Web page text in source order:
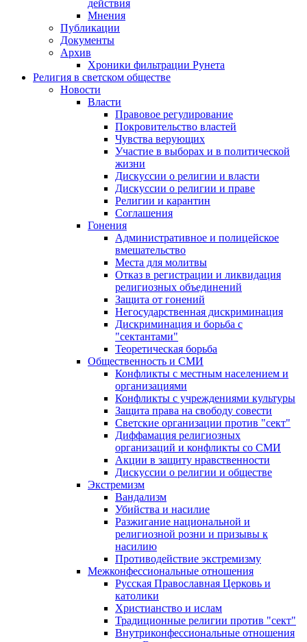
действия
Мнения
Публикации
Документы
Архив
Хроники фильтрации Рунета
Религия в светском обществе
Новости
Власти
Правовое регулирование
Покровительство властей
Чувства верующих
Участие в выборах и в политической
жизни
Дискуссии о религии и власти
Дискуссии о религии и праве
Религии и карантин
Соглашения
Гонения
Административное и полицейское
вмешательство
Места для молитвы
Отказ в регистрации и ликвидация
религиозных объединений
Защита от гонений
Негосударственная дискриминация
Дискриминация и борьба с
"сектантами"
Теоретическая борьба
Общественность и СМИ
Конфликты с местным населением и
организациями
Конфликты с учреждениями культуры
Защита права на свободу совести
Светские организации против "сект"
Диффамация религиозных
организаций и конфликты со СМИ
Акции в защиту нравственности
Дискуссии о религии и обществе
Экстремизм
Вандализм
Убийства и насилие
Разжигание национальной и
религиозной розни и призывы к
насилию
Противодействие экстремизму
Межконфессиональные отношения
Русская Православная Церковь и
католики
Христианство и ислам
Традиционные религии против "сект"
Внутриконфессиональные отношения